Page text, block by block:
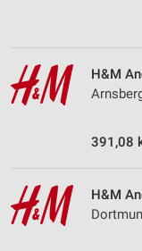
H&M
391,08
H&M